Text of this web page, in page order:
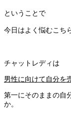
ということで
今日はよく悩むこち
チャットレディは
男性に向けて自分を
第一にそのままの自
か。